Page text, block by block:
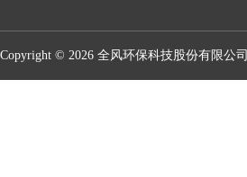
Copyright © 2026 全风环保科技股份有限公